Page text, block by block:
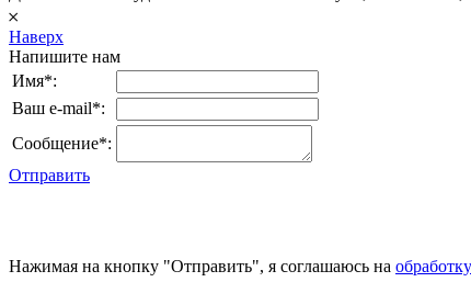
𐄂
Наверх
Напишите нам
Имя*:
Ваш e-mail*:
Сообщение*:
Отправить
Нажимая на кнопку "Отправить", я соглашаюсь на